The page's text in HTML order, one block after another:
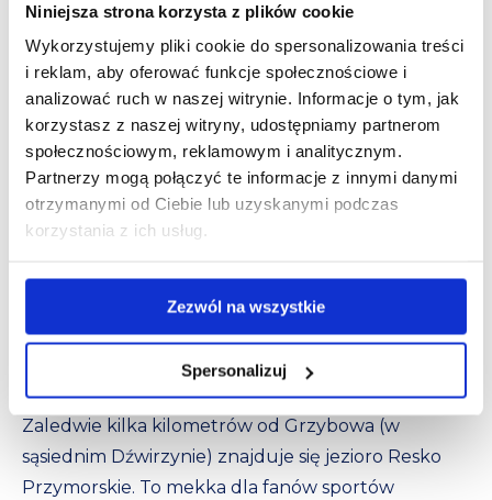
Niniejsza strona korzysta z plików cookie
Wykorzystujemy pliki cookie do spersonalizowania treści
i reklam, aby oferować funkcje społecznościowe i
analizować ruch w naszej witrynie. Informacje o tym, jak
korzystasz z naszej witryny, udostępniamy partnerom
społecznościowym, reklamowym i analitycznym.
Partnerzy mogą połączyć te informacje z innymi danymi
otrzymanymi od Ciebie lub uzyskanymi podczas
korzystania z ich usług.
Zezwól na wszystkie
Spersonalizuj
5. Jezioro Resko Przymorskie
Zaledwie kilka kilometrów od Grzybowa (w
sąsiednim Dźwirzynie) znajduje się jezioro Resko
Przymorskie. To mekka dla fanów sportów